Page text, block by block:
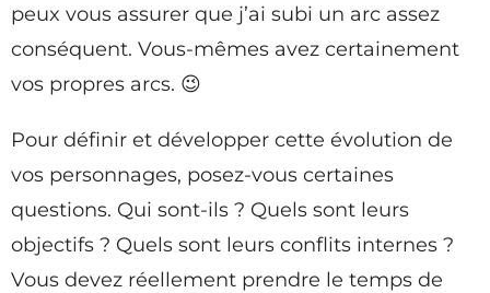
peux vous assurer que j’ai subi un arc assez
conséquent. Vous-mêmes avez certainement
vos propres arcs. 😉
Pour définir et développer cette évolution de
vos personnages, posez-vous certaines
questions. Qui sont-ils ? Quels sont leurs
objectifs ? Quels sont leurs conflits internes ?
Vous devez réellement prendre le temps de